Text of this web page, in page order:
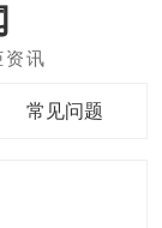
常见问题